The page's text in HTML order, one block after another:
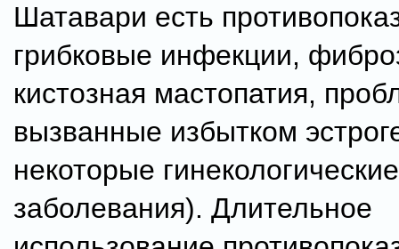
Шатавари есть
грибковые инфекции,
кистозная мастопатия,
вызванные избытком
некоторые гинекологические
заболевания). Длительное